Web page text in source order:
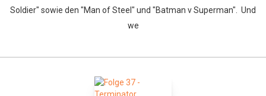
Soldier" sowie den "Man of Steel" und "Batman v Superman". Und
we